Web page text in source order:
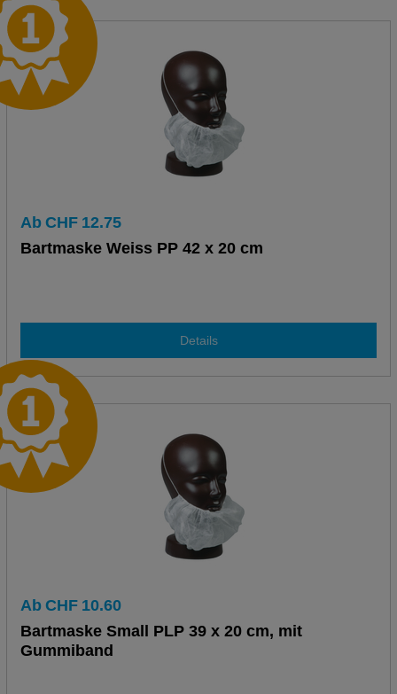
Ab CHF 12.75
Bartmaske Weiss PP 42 x 20 cm
Details
Ab CHF 10.60
Bartmaske Small PLP 39 x 20 cm, mit
Gummiband